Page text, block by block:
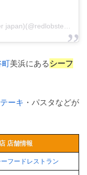
町美浜にあるシーフ
ーキ ・パスタなどが
店舗情報
ーフードレストラン